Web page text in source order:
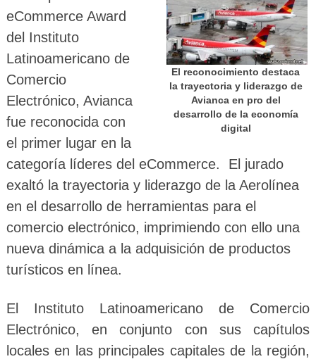
El reconocimiento destaca
la trayectoria y liderazgo de
Avianca en pro del
desarrollo de la economía
digital
eCommerce Award
del Instituto
Latinoamericano de
Comercio
Electrónico, Avianca
fue reconocida con
el primer lugar en la
categoría líderes del eCommerce. El jurado
exaltó la trayectoria y liderazgo de la Aerolínea
en el desarrollo de herramientas para el
comercio electrónico, imprimiendo con ello una
nueva dinámica a la adquisición de productos
turísticos en línea.
El Instituto Latinoamericano de Comercio
Electrónico, en conjunto con sus capítulos
locales en las principales capitales de la región,